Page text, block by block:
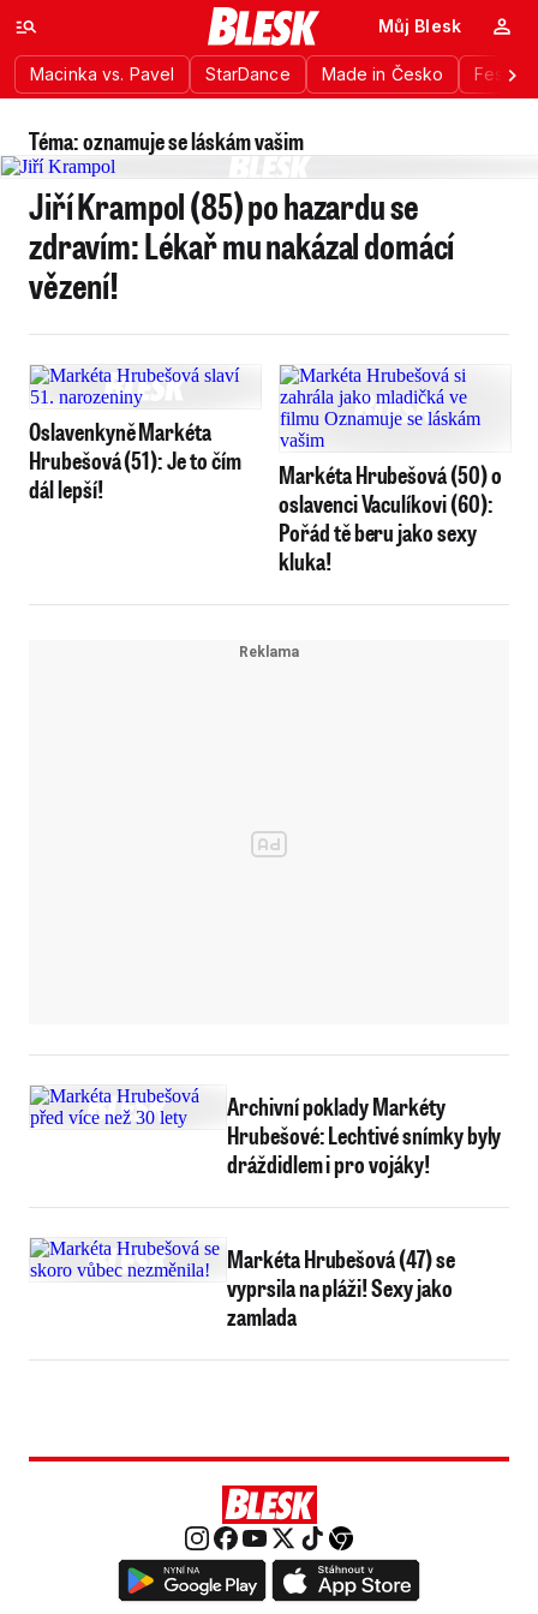
Macinka vs. Pavel StarDance Made in Česko
Můj Blesk
Téma: oznamuje se láskám vašim
Jiří Krampol (85) po hazardu se
zdravím: Lékař mu nakázal domácí
vězení!
Oslavenkyně Markéta
Hrubešová (51): Je to čím
dál lepší!
Markéta Hrubešová (50) o
oslavenci Vaculíkovi (60):
Pořád tě beru jako sexy
kluka!
Archivní poklady Markéty
Hrubešové: Lechtivé snímky byly
dráždidlem i pro vojáky!
Markéta Hrubešová (47) se
vyprsila na pláži! Sexy jako
zamlada